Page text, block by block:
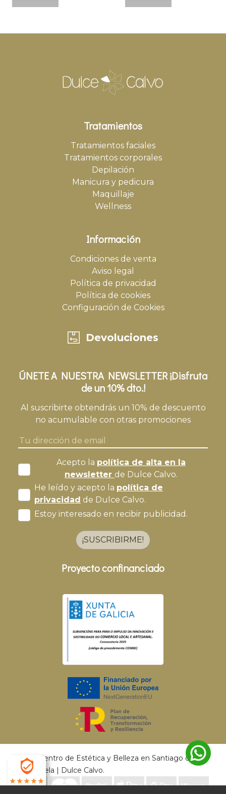
Tratamientos
Tratamientos faciales
Tratamientos corporales
Depilación
Manicura y pedicura
Maquillaje
Wellness
Información
Condiciones de venta
Aviso legal
Política de privacidad
Política de cookies
Configuración de Cookies
Devoluciones
ÚNETE A NUESTRA NEWSLETTER ¡Disfruta
de un 10% dto.!
Al suscribirte obtendrás un 10% de descuento
no acumulable con otras promociones
Acepto la política de alta en la
newsletter de Dulce Calvo.
He leído y acepto la política de
privacidad de Dulce Calvo.
Estoy interesado en recibir publicidad.
¡SUSCRIBIRME!
Proyecto confinanciado
© 2026 Centro de Estética y Belleza en Santiago de
Compostela | Dulce Calvo.